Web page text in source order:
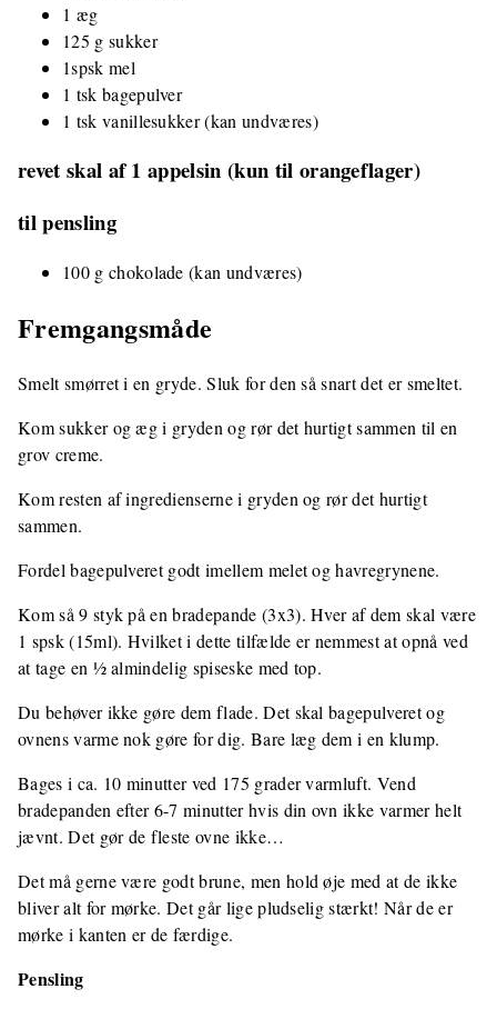
1 æg
125 g sukker
1spsk mel
1 tsk bagepulver
1 tsk vanillesukker (kan undværes)
revet skal af 1 appelsin (kun til orangeflager)
til pensling
100 g chokolade (kan undværes)
Fremgangsmåde
Smelt smørret i en gryde. Sluk for den så snart det er smeltet.
Kom sukker og æg i gryden og rør det hurtigt sammen til en
grov creme.
Kom resten af ingredienserne i gryden og rør det hurtigt
sammen.
Fordel bagepulveret godt imellem melet og havregrynene.
Kom så 9 styk på en bradepande (3x3). Hver af dem skal være
1 spsk (15ml). Hvilket i dette tilfælde er nemmest at opnå ved
at tage en ½ almindelig spiseske med top.
Du behøver ikke gøre dem flade. Det skal bagepulveret og
ovnens varme nok gøre for dig. Bare læg dem i en klump.
Bages i ca. 10 minutter ved 175 grader varmluft. Vend
bradepanden efter 6-7 minutter hvis din ovn ikke varmer helt
jævnt. Det gør de fleste ovne ikke…
Det må gerne være godt brune, men hold øje med at de ikke
bliver alt for mørke. Det går lige pludselig stærkt! Når de er
mørke i kanten er de færdige.
Pensling